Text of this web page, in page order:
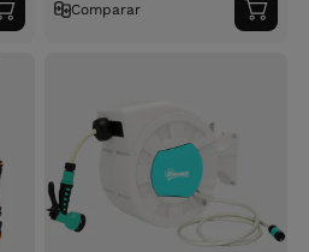
Adicionar
ao
Comparar
ao